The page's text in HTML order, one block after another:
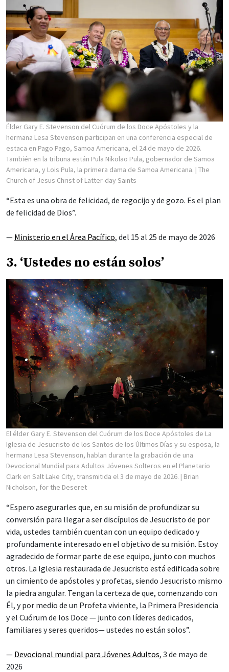
Élder Gary E. Stevenson del Cuórum de los Doce Apóstoles y la
hermana Lesa Stevenson participan en una conferencia especial de
estaca en Pago Pago, Samoa Americana, el 24 de mayo de 2026.
También en la tribuna están Pula Nikolao Pula, gobernador de Samoa
Americana, y Lois Pula, la primera dama de Samoa Americana. | The
Church of Jesus Christ of Latter-day Saints
“Esta es una obra de felicidad, de regocijo y de gozo. Es el plan
de felicidad de Dios”.
— Ministerio en el Área Pacífico, del 15 al 25 de mayo de 2026
3. ‘Ustedes no están solos’
El élder Gary E. Stevenson del Cuórum de los Doce Apóstoles de La
Iglesia de Jesucristo de los Santos de los Últimos Días y su esposa, la
hermana Lesa Stevenson, hablan durante la grabación de una
Devocional Mundial para Adultos Jóvenes Solteros en el Planetario
Clark en Salt Lake City, transmitida el 3 de mayo de 2026. | Brian
Nicholson, for the Deseret
“Espero asegurarles que, en su misión de profundizar su
conversión para llegar a ser discípulos de Jesucristo de por
vida, ustedes también cuentan con un equipo dedicado y
profundamente interesado en el objetivo de su misión. Estoy
agradecido de formar parte de ese equipo, junto con muchos
otros. La Iglesia restaurada de Jesucristo está edificada sobre
un cimiento de apóstoles y profetas, siendo Jesucristo mismo
la piedra angular. Tengan la certeza de que, comenzando con
Él, y por medio de un Profeta viviente, la Primera Presidencia
y el Cuórum de los Doce — junto con líderes dedicados,
familiares y seres queridos— ustedes no están solos”.
— Devocional mundial para Jóvenes Adultos, 3 de mayo de
2026